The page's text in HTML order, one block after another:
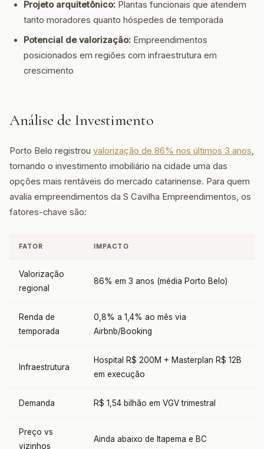
Projeto arquitetônico: Plantas funcionais que atendem
tanto moradores quanto hóspedes de temporada
Potencial de valorização: Empreendimentos
posicionados em regiões com infraestrutura em
crescimento
Análise de Investimento
Porto Belo registrou valorização de 86% nos últimos 3 anos,
tornando o investimento imobiliário na cidade uma das
opções mais rentáveis do mercado catarinense. Para quem
avalia empreendimentos da S Cavilha Empreendimentos, os
fatores-chave são:
FATOR IMPACTO
Valorização
regional
86% em 3 anos (média Porto Belo)
Renda de
temporada
0,8% a 1,4% ao mês via
Airbnb/Booking
Infraestrutura
Hospital R$ 200M + Masterplan R$ 12B
em execução
Demanda R$ 1,54 bilhão em VGV trimestral
Preço vs
vizinhos
Ainda abaixo de Itapema e BC